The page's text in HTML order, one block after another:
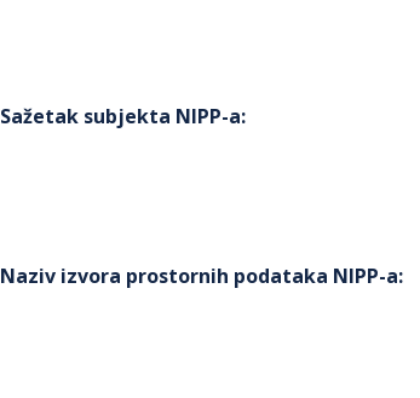
Sažetak subjekta NIPP-a:
Naziv izvora prostornih podataka NIPP-a: